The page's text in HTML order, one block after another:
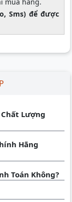
Sms) để được
Chất Lượng
Hãng
Toán Không?